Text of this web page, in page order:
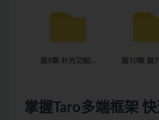
掌握Taro多端框架